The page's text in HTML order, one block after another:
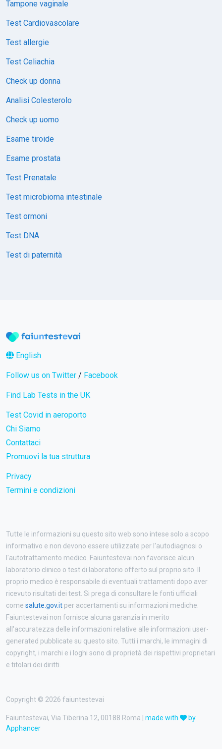
Tampone vaginale
Test Cardiovascolare
Test allergie
Test Celiachia
Check up donna
Analisi Colesterolo
Check up uomo
Esame tiroide
Esame prostata
Test Prenatale
Test microbioma intestinale
Test ormoni
Test DNA
Test di paternità
English
Follow us on Twitter / Facebook
Find Lab Tests in the UK
Test Covid in aeroporto
Chi Siamo
Contattaci
Promuovi la tua struttura
Privacy
Termini e condizioni
Tutte le informazioni su questo sito web sono intese solo a scopo
informativo e non devono essere utilizzate per l'autodiagnosi o
l'autotrattamento medico. Faiuntestevai non favorisce alcun
laboratorio clinico o test di laboratorio offerto sul proprio sito. Il
proprio medico è responsabile di eventuali trattamenti dopo aver
ricevuto risultati dei test. Si prega di consultare le fonti ufficiali
come salute.gov.it per accertamenti su informazioni mediche.
Faiuntestevai non fornisce alcuna garanzia in merito
all'accuratezza delle informazioni relative alle informazioni user-
generated pubblicate su questo sito. Tutti i marchi, le immagini di
copyright, i marchi e i loghi sono di proprietà dei rispettivi proprietari
e titolari dei diritti.
Copyright © 2026 faiuntestevai
Faiuntestevai, Via Tiberina 12, 00188 Roma | made with
by
Apphancer